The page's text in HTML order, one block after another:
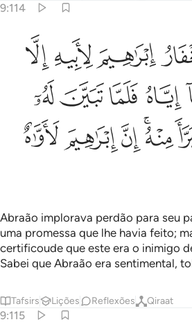
9:114
الا عن موعدة وعدها اياه فلما تبين له انه
إِلَّا عَن مَّوْعِدَةٍۢ وَعَدَهَآ إِيَّاهُ فَلَمَّا
ﱫﱬﱭ
ﱱﱲﱳﱴ
ﱹﱺﱻﱼﱽ
Abraão implorava perdão para seu
uma promessa que lhe havia feito;
certificoude que este era o inimigo
Sabei que Abraão era sentimental,
Tafsirs Lições Reflexões Qiraat
9:115